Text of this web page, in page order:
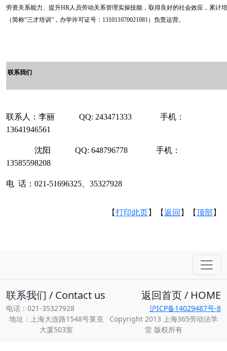
劳资关系能力、提升HR 人员劳动关系管理实操技能，取得良好的社会效应，累计
（简称“三才培训”，办学许可证号： 131011070021081 ）负责运营。
联系我们
联系人：李丽 QQ: 243471333
手机：
13641946561
沈阳 QQ: 648796778
手机：
13585598208
电 话： 021-51696325 35327928
【打印此页】【返回】【顶部】
联系我们 / Contact us 返回首页 / HOME
电话：021-35327928
沪ICP备14029487号-8
地址：上海大连路1548号莱克
大厦503室
Copyright 2013 上海365劳动法学
堂 版权所有